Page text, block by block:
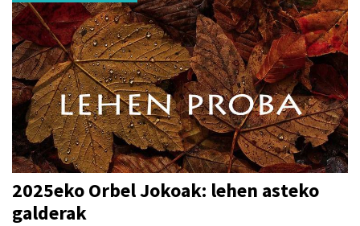
2025eko Orbel Jokoak: lehen asteko
galderak